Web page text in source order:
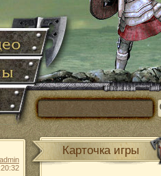
admin
Карточка игры